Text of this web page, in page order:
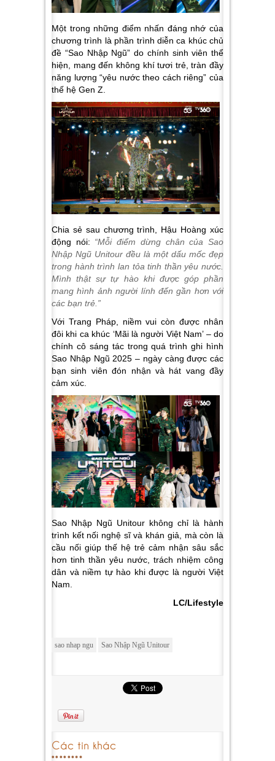
Một trong những điểm nhấn đáng nhớ của
chương trình là phần trình diễn ca khúc chủ
đề “Sao Nhập Ngũ” do chính sinh viên thể
hiện, mang đến không khí tươi trẻ, tràn đầy
năng lượng “yêu nước theo cách riêng” của
thế hệ Gen Z.
Chia sẻ sau chương trình, Hậu Hoàng xúc
động nói: “Mỗi điểm dừng chân của Sao
Nhập Ngũ Unitour đều là một dấu mốc đẹp
trong hành trình lan tỏa tinh thần yêu nước.
Mình thật sự tự hào khi được góp phần
mang hình ảnh người lính đến gần hơn với
các bạn trẻ.”
Với Trang Pháp, niềm vui còn được nhân
đôi khi ca khúc ‘Mãi là người Việt Nam’ – do
chính cô sáng tác trong quá trình ghi hình
Sao Nhập Ngũ 2025 – ngày càng được các
bạn sinh viên đón nhận và hát vang đầy
cảm xúc.
Sao Nhập Ngũ Unitour không chỉ là hành
trình kết nối nghệ sĩ và khán giả, mà còn là
cầu nối giúp thế hệ trẻ cảm nhận sâu sắc
hơn tinh thần yêu nước, trách nhiệm công
dân và niềm tự hào khi được là người Việt
Nam.
LC/Lifestyle
sao nhap ngu Sao Nhập Ngũ Unitour
Các tin khác